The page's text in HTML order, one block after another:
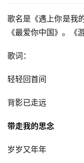
歌名是《遇上你是我
《最爱你中国》。《
歌词：
轻轻回首间
背影已走远
带走我的思念
岁岁又年年